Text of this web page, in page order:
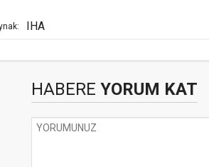
IHA
HABERE YORUM KAT